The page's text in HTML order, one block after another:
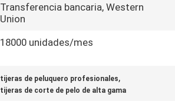
Transferencia bancaria, Western
Union
18000 unidades/mes
tijeras de peluquero profesionales,
tijeras de corte de pelo de alta gama